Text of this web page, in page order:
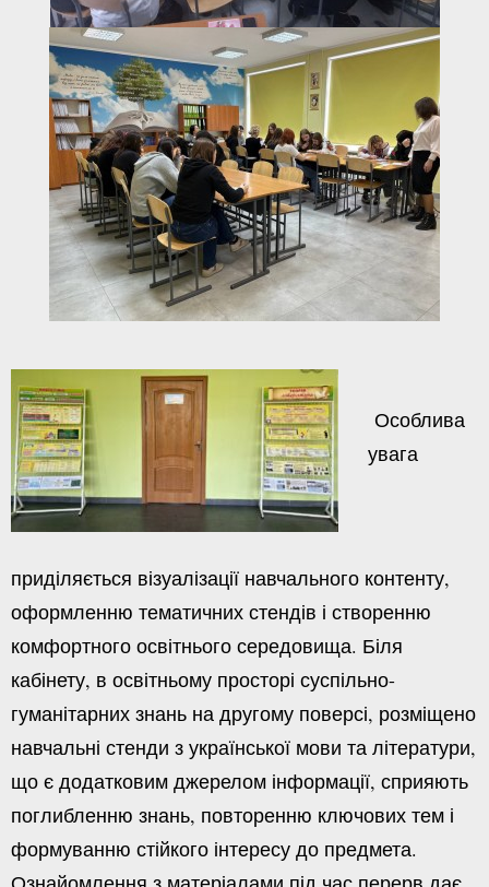
Особлива
увага
приділяється візуалізації навчального контенту,
оформленню тематичних стендів і створенню
комфортного освітнього середовища. Біля
кабінету, в освітньому просторі суспільно-
гуманітарних знань на другому поверсі, розміщено
навчальні стенди з української мови та літератури,
що є додатковим джерелом інформації, сприяють
поглибленню знань, повторенню ключових тем і
формуванню стійкого інтересу до предмета.